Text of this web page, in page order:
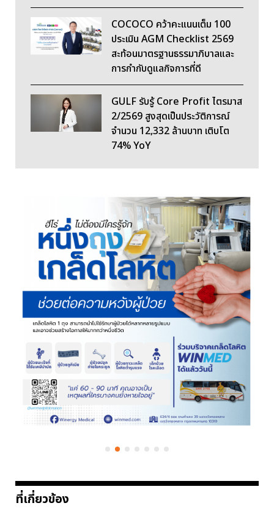
COCOCO คว้าคะแนนเต็ม 100
ประเมิน AGM Checklist 2569
สะท้อนมาตรฐานธรรมาภิบาลและ
การกำกับดูแลกิจการที่ดี
GULF รับรู้ Core Profit ไตรมาส
2/2569 สูงสุดเป็นประวัติการณ์
จำนวน 12,332 ล้านบาท เติบโต
74% YoY
ที่เกี่ยวข้อง